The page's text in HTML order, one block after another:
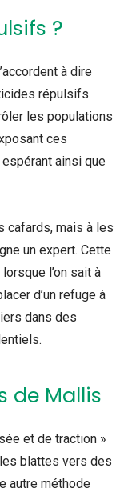
?
à dire
répulsifs
les populations
ces
ainsi que
cafards, mais à les
un expert. Cette
l’on sait à
d’un refuge à
dans des
de Mallis
et de traction »
blattes vers des
autre méthode